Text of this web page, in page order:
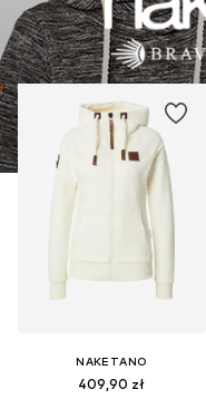
NAKETANO
409,90 zł